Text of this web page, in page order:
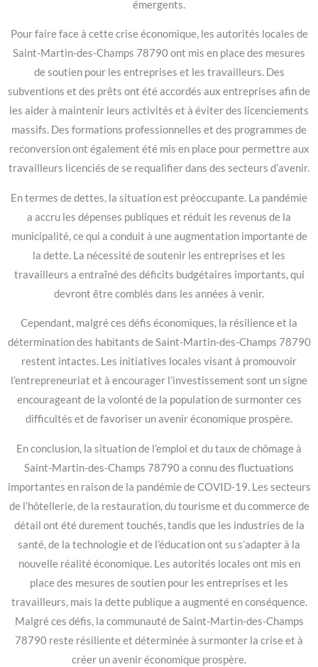
émergents.
Pour faire face à cette crise économique, les autorités locales de
Saint-Martin-des-Champs 78790 ont mis en place des mesures
de soutien pour les entreprises et les travailleurs. Des
subventions et des prêts ont été accordés aux entreprises afin de
les aider à maintenir leurs activités et à éviter des licenciements
massifs. Des formations professionnelles et des programmes de
reconversion ont également été mis en place pour permettre aux
travailleurs licenciés de se requalifier dans des secteurs d’avenir.
En termes de dettes, la situation est préoccupante. La pandémie
a accru les dépenses publiques et réduit les revenus de la
municipalité, ce qui a conduit à une augmentation importante de
la dette. La nécessité de soutenir les entreprises et les
travailleurs a entraîné des déficits budgétaires importants, qui
devront être comblés dans les années à venir.
Cependant, malgré ces défis économiques, la résilience et la
détermination des habitants de Saint-Martin-des-Champs 78790
restent intactes. Les initiatives locales visant à promouvoir
l’entrepreneuriat et à encourager l’investissement sont un signe
encourageant de la volonté de la population de surmonter ces
difficultés et de favoriser un avenir économique prospère.
En conclusion, la situation de l’emploi et du taux de chômage à
Saint-Martin-des-Champs 78790 a connu des fluctuations
importantes en raison de la pandémie de COVID-19. Les secteurs
de l’hôtellerie, de la restauration, du tourisme et du commerce de
détail ont été durement touchés, tandis que les industries de la
santé, de la technologie et de l’éducation ont su s’adapter à la
nouvelle réalité économique. Les autorités locales ont mis en
place des mesures de soutien pour les entreprises et les
travailleurs, mais la dette publique a augmenté en conséquence.
Malgré ces défis, la communauté de Saint-Martin-des-Champs
78790 reste résiliente et déterminée à surmonter la crise et à
créer un avenir économique prospère.